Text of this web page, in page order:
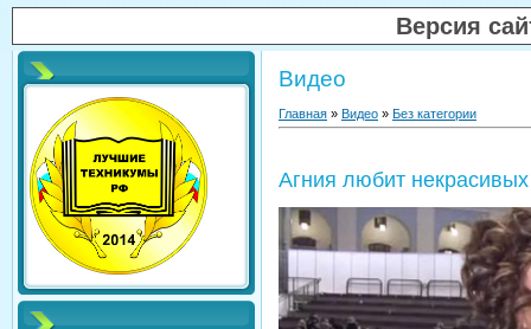
Версия
Видео
Главная » Видео » Без категории
Агния любит